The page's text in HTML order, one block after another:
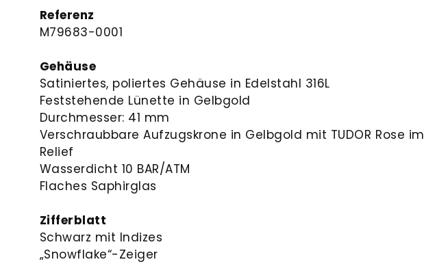
Referenz
M79683-0001
Gehäuse
Satiniertes, poliertes Gehäuse in Edelstahl 316L
Feststehende Lünette in Gelbgold
Durchmesser: 41 mm
Verschraubbare Aufzugskrone in Gelbgold mit TUDOR Rose im
Relief
Wasserdicht 10 BAR/ATM
Flaches Saphirglas
Zifferblatt
Schwarz mit Indizes
„Snowflake“-Zeiger